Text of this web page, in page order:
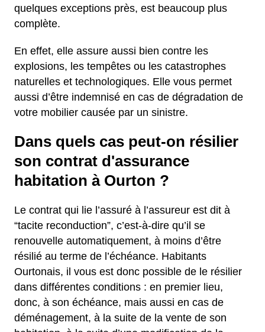
quelques exceptions près, est beaucoup plus
complète.
En effet, elle assure aussi bien contre les
explosions, les tempêtes ou les catastrophes
naturelles et technologiques. Elle vous permet
aussi d’être indemnisé en cas de dégradation de
votre mobilier causée par un sinistre.
Dans quels cas peut-on résilier
son contrat d'assurance
habitation à Ourton ?
Le contrat qui lie l’assuré à l’assureur est dit à
“tacite reconduction”, c’est-à-dire qu’il se
renouvelle automatiquement, à moins d’être
résilié au terme de l’échéance. Habitants
Ourtonais, il vous est donc possible de le résilier
dans différentes conditions : en premier lieu,
donc, à son échéance, mais aussi en cas de
déménagement, à la suite de la vente de son